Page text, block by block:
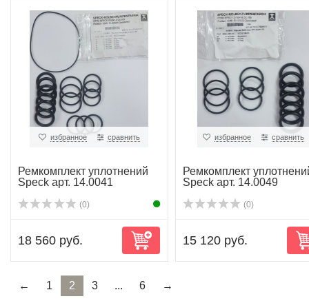
избранное сравнить
Ремкомплект уплотнений
Speck арт. 14.0041
(0)
18 560 руб.
избранное сравнить
Ремкомплект
Speck арт. 14.0049
(0)
15 120 руб.
← 1 2 3 ... 6 →